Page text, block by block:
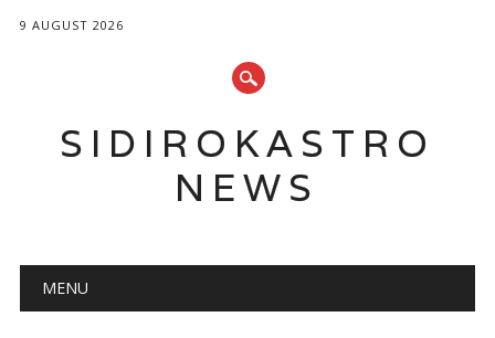
9 AUGUST 2026
SIDIROKASTRO
NEWS
Main menu
MENU